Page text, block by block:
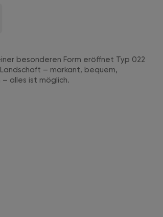
besonderen Form eröffnet Typ 022
– markant, bequem,
alles ist möglich.